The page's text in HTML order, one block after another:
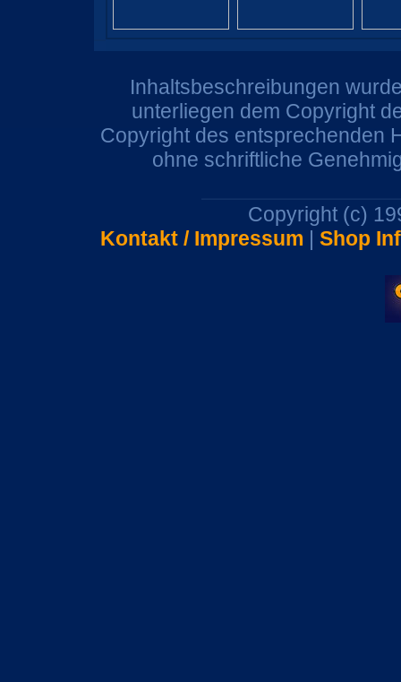
Inhaltsbeschreibungen
unterliegen dem Copyright
Copyright des entsprechenden
ohne schriftliche
Copyright (c)
Kontakt / Impressum | Shop